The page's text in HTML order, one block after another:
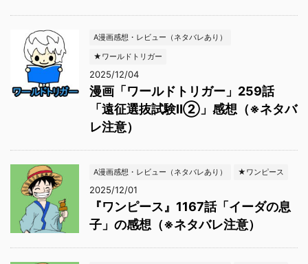
A漫画感想・レビュー（ネタバレあり）
★ワールドトリガー
2025/12/04
漫画「ワールドトリガー」259話
「遠征選抜試験Ⅱ②」感想（※ネタバ
レ注意）
A漫画感想・レビュー（ネタバレあり） ★ワンピース
2025/12/01
『ワンピース』1167話「イーダの息
子」の感想（※ネタバレ注意）